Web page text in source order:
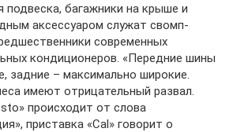
подвеска, багажники на крыше и
аксессуаром служат свомп-
современных
кондиционеров. «Передние шины
задние – максимально широкие.
имеют отрицательный развал.
происходит от слова
приставка «Cal» говорит о